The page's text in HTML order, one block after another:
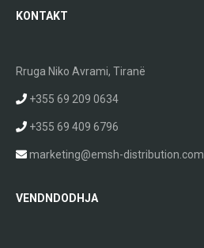
KONTAKT
Rruga Niko Avrami, Tiranë
+355 69 209 0634
+355 69 409 6796
marketing@emsh-distribution.com
VENDNDODHJA